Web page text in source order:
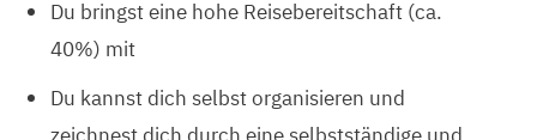
Du bringst eine hohe Reisebereitschaft (ca.
40%) mit
Du kannst dich selbst organisieren und